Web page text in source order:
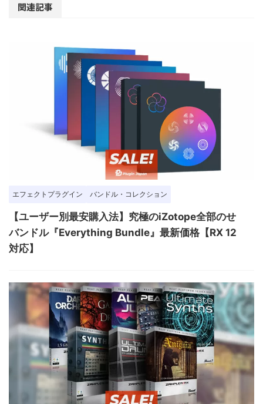
関連記事
エフェクトプラグイン バンドル・コレクション
【ユーザー別最安購入法】究極のiZotope全部のせ
バンドル『Everything Bundle』最新価格【RX 12
対応】